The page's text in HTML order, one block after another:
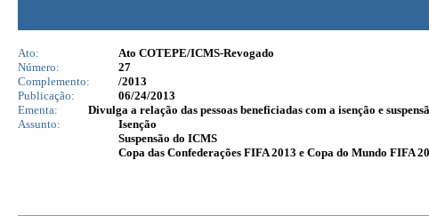
Ato:
Ato COTEPE/ICMS-Revogado
Número:
27
Complemento:
/2013
Publicação:
06/24/2013
Ementa:
Divulga a relação das pessoas beneficiadas com a isenção e
Assunto:
Isenção
Suspensão do ICMS
Copa das Confederações FIFA 2013 e Copa do Mundo FIFA